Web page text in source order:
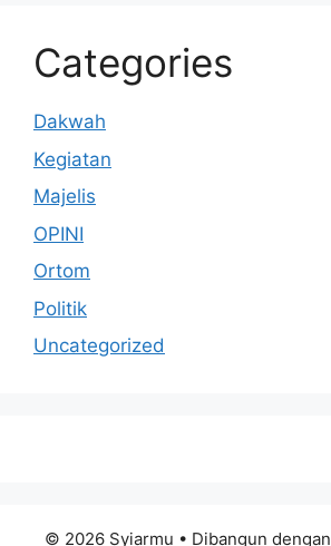
Categories
Dakwah
Kegiatan
Majelis
OPINI
Ortom
Politik
Uncategorized
© 2026 Syiarmu • Dibangun dengan